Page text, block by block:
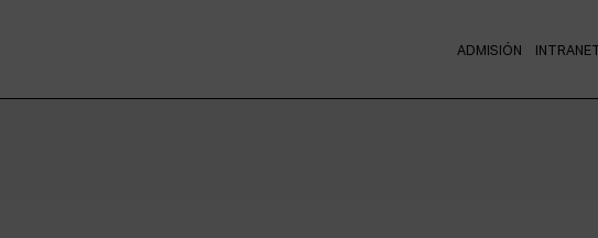
ADMISIÓN INTRANET